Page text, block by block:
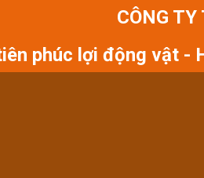
CÔNG
phúc lợi động vật -